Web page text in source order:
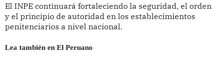
El INPE continuará fortaleciendo la seguridad, el orden
y el principio de autoridad en los establecimientos
penitenciarios a nivel nacional.
Lea también en El Peruano